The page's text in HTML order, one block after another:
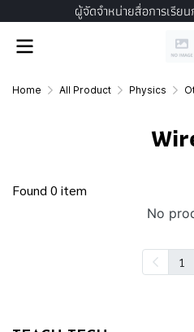
ผู้จัดจำหน่ายสื่อการเรีย
Home All Product Physics
Found 0 item
No
1